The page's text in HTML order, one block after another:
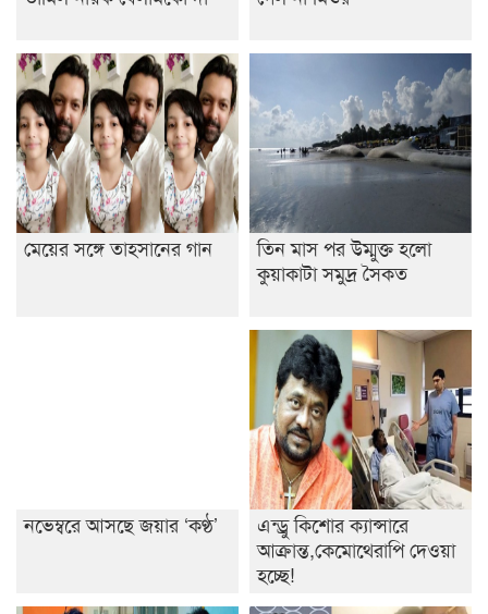
ডাকসুতে শিবিরের নিরঙ্কুশ জয়
রাজশাহীতে ট্রাকচাপায় ভ্যানচালক নিহত
শেষ সময়ে ভোট কারচুরি অভিযোগ আবিদের
মেয়ের সঙ্গে তাহসানের গান
তিন মাস পর উম্মুক্ত হলো
কুয়াকাটা সমুদ্র সৈকত
নভেম্বরে আসছে জয়ার ‘কণ্ঠ’
এন্ড্রু কিশোর ক্যান্সারে
আক্রান্ত,কেমোথেরাপি দেওয়া
হচ্ছে!